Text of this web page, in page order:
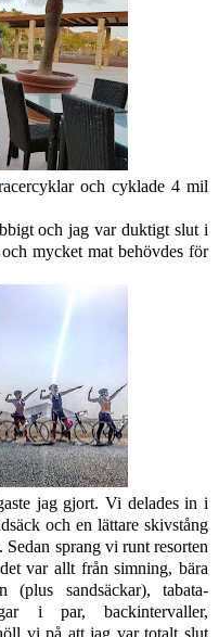
och cyklade 4 mil
och jag var duktigt slut i
mycket mat behövdes för
jag gjort. Vi delades in i
och en lättare skivstång
sprang vi runt resorten
var allt från simning, bära
(plus sandsäckar), tabata-
i par, backintervaller,
vi på att jag var totalt slut